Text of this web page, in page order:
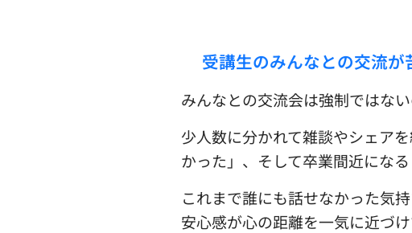
☑︎受講生のみんなとの交流が
みんなとの交流会は強制ではな
少人数に分かれて雑談やシェア
かった」、そして卒業間近にな
これまで誰にも話せなかった気
安心感が心の距離を一気に近づけ